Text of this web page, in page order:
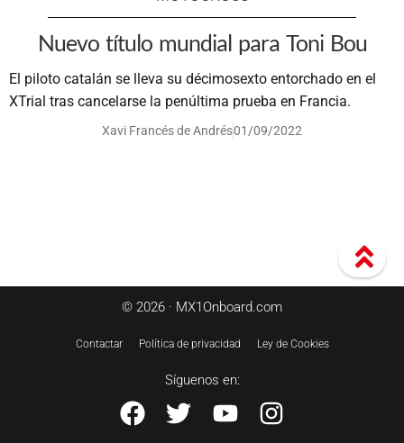
Nuevo título mundial para Toni Bou
El piloto catalán se lleva su décimosexto entorchado en el
XTrial tras cancelarse la penúltima prueba en Francia.
Xavi Francés de Andrés01/09/2022
© 2026 · MX1Onboard.com
Contactar Política de privacidad Ley de Cookies
Síguenos en: